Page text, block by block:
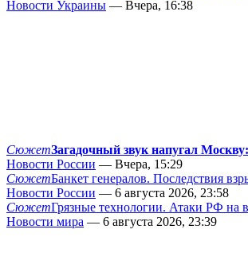
Новости Украины — Вчера, 16:38
СюжетЗагадочный звук напугал
Новости России — Вчера, 15:29
СюжетБанкет генералов. Последствия
Новости России — 6 августа 2026, 23:58
СюжетГрязные технологии. Атаки РФ
Новости мира — 6 августа 2026, 23:39